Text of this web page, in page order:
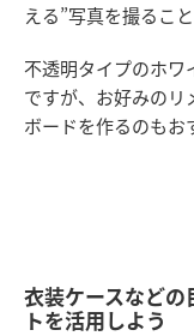
える”写真を撮ること
不透明タイプのホワ
ですが、お好みのリ
ボードを作るのもお
衣装ケースなど
トを活用しよう